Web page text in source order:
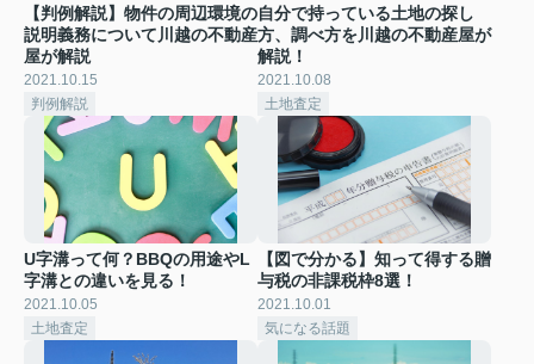
【判例解説】物件の周辺環境の
説明義務について川越の不動産
屋が解説
2021.10.15
判例解説
自分で持っている土地の探し
方、調べ方を川越の不動産屋が
解説！
2021.10.08
土地査定
U字溝って何？BBQの用途やL
字溝との違いを見る！
2021.10.05
土地査定
【図で分かる】知って得する贈
与税の非課税枠8選！
2021.10.01
気になる話題